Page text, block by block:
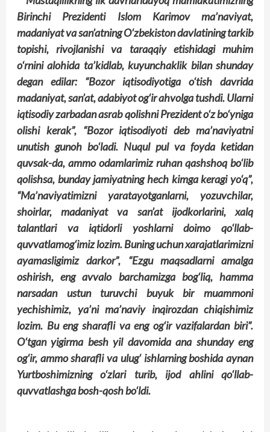
Birinchi Prezidenti Islom Karimov ma’naviyat,
madaniyat va san’atning O‘zbekiston davlatining tarkib
topishi, rivojlanishi va taraqqiy etishidagi muhim
o‘rnini alohida ta’kidlab, kuyunchaklik bilan shunday
degan edilar: “Bozor iqtisodiyotiga o‘tish davrida
madaniyat, san’at, adabiyot og‘ir ahvolga tushdi. Ularni
iqtisodiy zarbadan asrab qolishni Prezident o‘z bo‘yniga
olishi kerak”, “Bozor iqtisodiyoti deb ma’naviyatni
unutish gunoh bo‘ladi. Nuqul pul va foyda ketidan
quvsak-da, ammo odamlarimiz ruhan qashshoq bo‘lib
qolishsa, bunday jamiyatning hech kimga keragi yo‘q”,
“Ma’naviyatimizni yaratayotganlarni, yozuvchilar,
shoirlar, madaniyat va san’at ijodkorlarini, xalq
talantlari va iqtidorli yoshlarni doimo qo‘llab-
quvvatlamog‘imiz lozim. Buning uchun xarajatlarimizni
ayamasligimiz darkor”, “Ezgu maqsadlarni amalga
oshirish, eng avvalo barchamizga bog‘liq, hamma
narsadan ustun turuvchi buyuk bir muammoni
yechishimiz, ya’ni ma’naviy inqirozdan chiqishimiz
lozim. Bu eng sharafli va eng og‘ir vazifalardan biri”.
O‘tgan yigirma besh yil davomida ana shunday eng
og‘ir, ammo sharafli va ulug‘ ishlarning boshida aynan
Yurtboshimizning o‘zlari turib, ijod ahlini qo‘llab-
quvvatlashga bosh-qosh bo‘ldi.